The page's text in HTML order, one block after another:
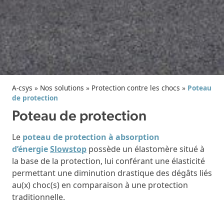
A-csys » Nos solutions » Protection contre les chocs » Poteau
de protection
Poteau de protection
Le poteau de protection à absorption
d’énergieSlowstop possède un élastomère situé à
la base de la protection, lui conférant une élasticité
permettant une diminution drastique des dégâts liés
au(x) choc(s) en comparaison à une protection
traditionnelle.